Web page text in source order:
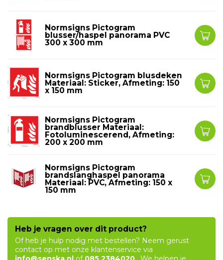
Normsigns Pictogram
blusser/haspel panorama PVC
300 x 300 mm
Normsigns Pictogram blusdeken
Materiaal: Sticker, Afmeting: 150
x 150 mm
Normsigns Pictogram
brandblusser Materiaal:
Fotoluminescerend, Afmeting:
200 x 200 mm
Normsigns Pictogram
brandslanghaspel panorama
Materiaal: PVC, Afmeting: 150 x
150 mm
Heb je vragen over dit product?
Of heb je hulp nodig met bestellen? Neem gerust
contact op met onze klantenservice via